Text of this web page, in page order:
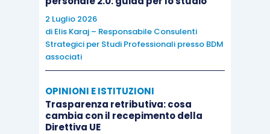
2 Luglio 2026
di Elis Karaj – Responsabile Consulenti
Strategici per Studi Professionali presso BDM
associati
OPINIONI E ISTITUZIONI
Trasparenza retributiva: cosa
cambia con il recepimento della
Direttiva UE